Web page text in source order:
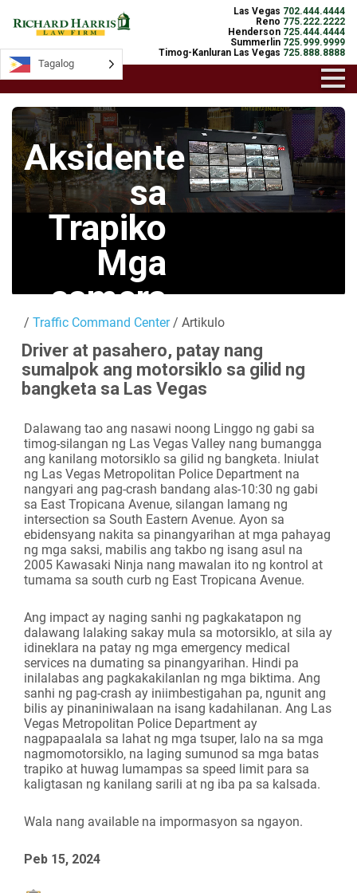
Las Vegas 702.444.4444
Reno 775.222.2222
Henderson 725.444.4444
Summerlin 725.999.9999
Timog-Kanluran Las Vegas 725.888.8888
Aksidente
sa
Trapiko
Mga
camera
Mga Live na
Camera
/ Traffic Command Center/ Artikulo
Driver at pasahero, patay nang
sumalpok ang motorsiklo sa gilid ng
bangketa sa Las Vegas
Dalawang tao ang nasawi noong Linggo ng gabi sa
timog-silangan ng Las Vegas Valley nang bumangga
ang kanilang motorsiklo sa gilid ng bangketa. Iniulat
ng Las Vegas Metropolitan Police Department na
nangyari ang pag-crash bandang alas-10:30 ng gabi
sa East Tropicana Avenue, silangan lamang ng
intersection sa South Eastern Avenue. Ayon sa
ebidensyang nakita sa pinangyarihan at mga pahayag
ng mga saksi, mabilis ang takbo ng isang asul na
2005 Kawasaki Ninja nang mawalan ito ng kontrol at
tumama sa south curb ng East Tropicana Avenue.
Ang impact ay naging sanhi ng pagkakatapon ng
dalawang lalaking sakay mula sa motorsiklo, at sila ay
idineklara na patay ng mga emergency medical
services na dumating sa pinangyarihan. Hindi pa
inilalabas ang pagkakakilanlan ng mga biktima. Ang
sanhi ng pag-crash ay iniimbestigahan pa, ngunit ang
bilis ay pinaniniwalaan na isang kadahilanan. Ang Las
Vegas Metropolitan Police Department ay
nagpapaalala sa lahat ng mga tsuper, lalo na sa mga
nagmomotorsiklo, na laging sumunod sa mga batas
trapiko at huwag lumampas sa speed limit para sa
kaligtasan ng kanilang sarili at ng iba pa sa kalsada.
Wala nang available na impormasyon sa ngayon.
Peb 15, 2024
Tagalog
Tagalog